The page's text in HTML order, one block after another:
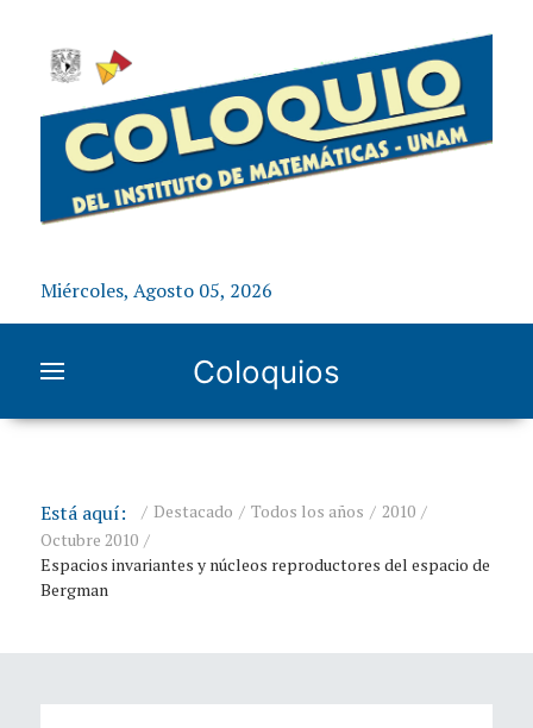
Miércoles, Agosto 05, 2026
Coloquios
Está aquí: Destacado Todos los años
2010
Octubre 2010
Espacios invariantes y núcleos reproductores del espacio de
Bergman